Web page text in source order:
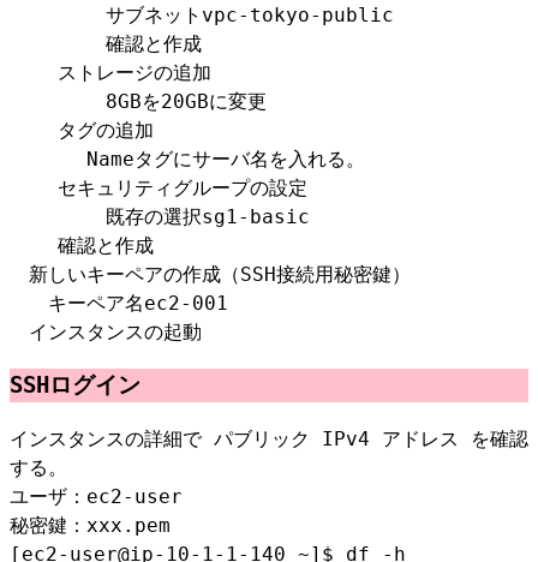
サブネットvpc-tokyo-public
確認と作成
ストレージの追加
8GBを20GBに変更
タグの追加
Nameタグにサーバ名を入れる。
セキュリティグループの設定
既存の選択sg1-basic
確認と作成
新しいキーペアの作成（SSH接続用秘密鍵）
キーペア名ec2-001
インスタンスの起動
SSHログイン
インスタンスの詳細で パブリック IPv4 アドレス を確認
する。
ユーザ：ec2-user
秘密鍵：xxx.pem
[ec2-user@ip-10-1-1-140 ~]$ df -h